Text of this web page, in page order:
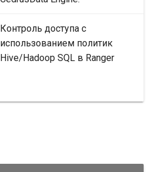
Контроль доступа с
использованием политик
Hive/Hadoop SQL в Ranger